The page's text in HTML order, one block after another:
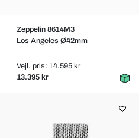
Zeppelin 8614M3
Los Angeles Ø42mm
Vejl. pris: 14.595 kr
13.395 kr